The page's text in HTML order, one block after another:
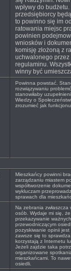
wpływy do
przedsiębiorcy
to powinno się im
ratowania miejsc
powinien
wniosków i
komisję złożoną z
uchwalonego
regulaminu.
winny być
Powinna powstać.
rozwiązywaniu
stanowiłaby
Wiedzy o
zrozumieć jak
Mieszkańcy powinni
zarządzaniu miastem
współtworzenie
wykluczam
sprawach dla
Na zebrania
osób. Wydaje mi się,
przekazywanie
przewodniczącym
pozyskiwanie opinii
zawsze się to
korzystają z Internetu
Jeżeli zajdzie taka
organizowane
mieszkańcami. To
osiedli.